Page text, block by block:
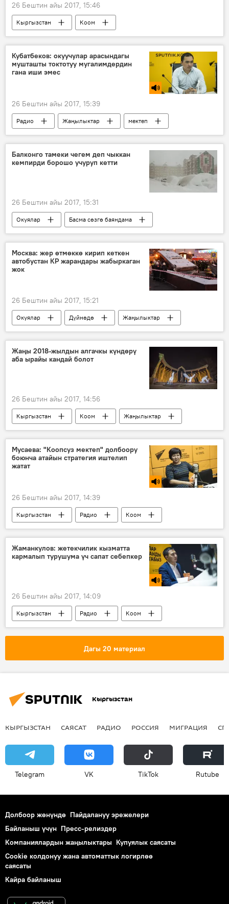
26 Бештин айы 2017, 15:46
Кыргызстан
Коом
"Асман" теледолбоору
шоу
вокал
музыка
ырчылар добуш
Кубатбеков: окуучулар арасындагы
мушташты токтотуу мугалимдердин
гана иши эмес
26 Бештин айы 2017, 15:39
Радио Жаңылыктар
мектеп
окуучулар
ата-эне
Балконго тамеки чегем деп чыккан
кемпирди борошо учуруп кетти
26 Бештин айы 2017, 15:31
Окуялар
Басма сөзгө баяндама
Дүйнөдө
Жаңылыктар
кар
балкон
Москва: жер өтмөккө кирип кеткен
автобустан КР жарандары жабыркаган
жок
26 Бештин айы 2017, 15:21
Окуялар Дүйнөдө
Жаңылыктар
Миграция
Москва
элчилик
автобус
Жаңы 2018-жылдын алгачкы күндөрү
аба ырайы кандай болот
26 Бештин айы 2017, 14:56
Кыргызстан Коом
Жаңылыктар
Жаңы жыл 2018
ӨКМ аба ырайы
Мусаева: "Коопсуз мектеп" долбоору
боюнча атайын стратегия иштелип
жатат
26 Бештин айы 2017, 14:39
Кыргызстан Радио
Коом
мектеп
долбоорлор коопсуздук
Жаманкулов: жетекчилик кызматта
кармалып турушума үч сапат себепкер
26 Бештин айы 2017, 14:09
Кыргызстан Радио
Коом
Азамат Жаманкулов
туризм
Дагы 20 материал
Кыргызстан
КЫРГЫЗСТАН САЯСАТ РАДИО РОССИЯ МИГРАЦИЯ
Telegram VK ТikТоk Rutube
Долбоор жөнүндө Пайдалануу эрежелери
Байланыш үчүн Пресс-релиздер
Компаниялардын жаңылыктары Купуялык саясаты
Cookie колдонуу жана автоматтык логирлөө
саясаты
Кайра байланыш